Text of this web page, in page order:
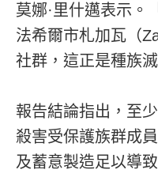
莫娜·里什邁表示。
法希爾市札加瓦（
社群，這正是種族滅
報告結論指出，至
殺害受保護族群成
及蓄意製造足以導